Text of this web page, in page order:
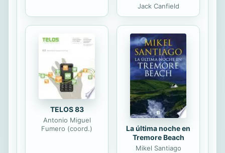
Jack Canfield
TELOS 83
Antonio Miguel
Fumero (coord.)
La última noche en
Tremore Beach
Mikel Santiago